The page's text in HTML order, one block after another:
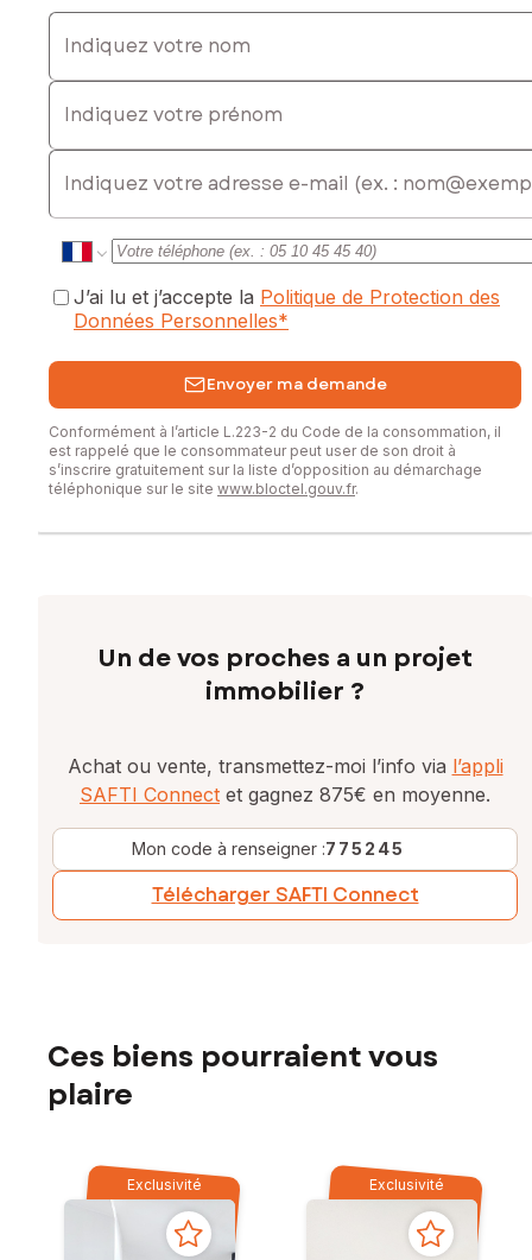
Indiquez votre nom
Indiquez votre prénom
E-mail
J’ai lu et j’accepte la Politique de Protection des
Données Personnelles*
Envoyer ma demande
Conformément à l’article L.223-2 du Code de la consommation, il
est rappelé que le consommateur peut user de son droit à
s’inscrire gratuitement sur la liste d’opposition au démarchage
téléphonique sur le site www.bloctel.gouv.fr.
Un de vos proches a un projet
immobilier ?
Achat ou vente, transmettez-moi l’info via l’appli
SAFTI Connect et gagnez 875€ en moyenne.
Mon code à renseigner :775245
Télécharger SAFTI Connect
Ces biens pourraient vous
plaire
Exclusivité Exclusivité